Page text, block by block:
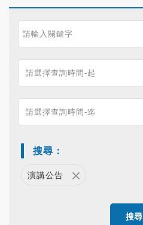
搜尋
搜尋：
演講公告